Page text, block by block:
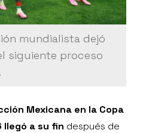
mundialista dejó
siguiente proceso
Mexicana en la Copa
llegó a su fin después de